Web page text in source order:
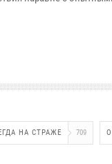
НА СТРАЖЕ 709